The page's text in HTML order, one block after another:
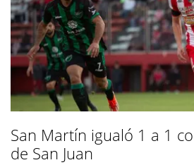
San Martín igualó 1 a 1
de San Juan